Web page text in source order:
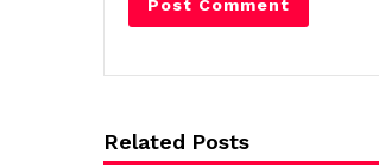
Related Posts